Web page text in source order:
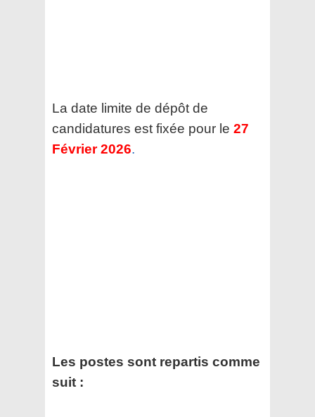
La date limite de dépôt de
candidatures est fixée pour le 27
Février 2026.
Les postes sont repartis comme
suit :